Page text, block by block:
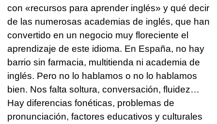
con «recursos para aprender inglés» y qué decir
de las numerosas academias de inglés, que han
convertido en un negocio muy floreciente el
aprendizaje de este idioma. En España, no hay
barrio sin farmacia, multitienda ni academia de
inglés. Pero no lo hablamos o no lo hablamos
bien. Nos falta soltura, conversación, fluidez…
Hay diferencias fonéticas, problemas de
pronunciación, factores educativos y culturales